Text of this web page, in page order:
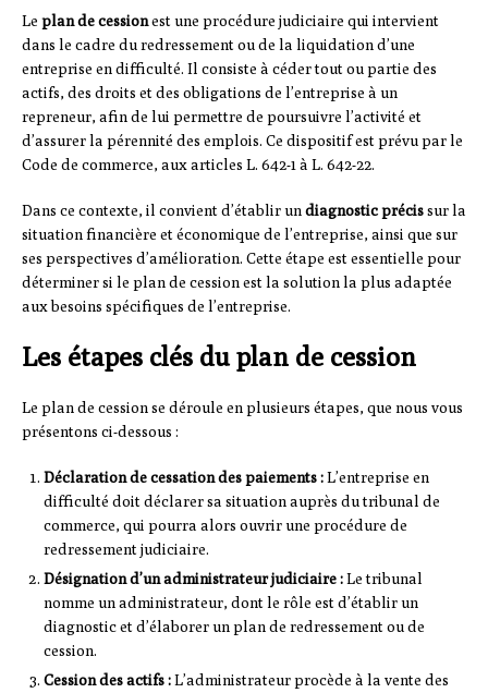
Le plan de cessionest une procédure judiciaire qui intervient
dans le cadre du redressement ou de la liquidation d’une
entreprise en difficulté. Il consiste à céder tout ou partie des
actifs, des droits et des obligations de l’entreprise à un
repreneur, afin de lui permettre de poursuivre l’activité et
d’assurer la pérennité des emplois. Ce dispositif est prévu par le
Code de commerce, aux articles L. 642-1 à L. 642-22.
Dans ce contexte, il convient d’établir un diagnostic précissur la
situation financière et économique de l’entreprise, ainsi que sur
ses perspectives d’amélioration. Cette étape est essentielle pour
déterminer si le plan de cession est la solution la plus adaptée
aux besoins spécifiques de l’entreprise.
Les étapes clés du plan de cession
Le plan de cession se déroule en plusieurs étapes, que nous vous
présentons ci-dessous :
Déclaration de cessation des paiements :L’entreprise en
difficulté doit déclarer sa situation auprès du tribunal de
commerce, qui pourra alors ouvrir une procédure de
redressement judiciaire.
Désignation d’un administrateur judiciaire :Le tribunal
nomme un administrateur, dont le rôle est d’établir un
diagnostic et d’élaborer un plan de redressement ou de
cession.
Cession des actifs :L’administrateur procède à la vente des